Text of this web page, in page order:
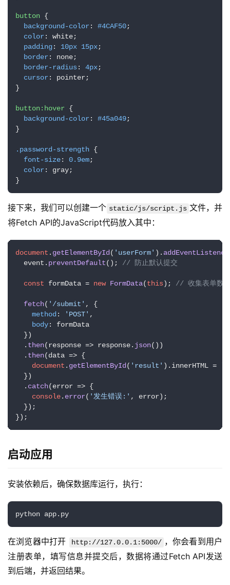
button {
background-color: #4CAF50;
color: white;
padding: 10px 15px;
border: none;
border-radius: 4px;
cursor: pointer;
}
button:hover {
background-color: #45a049;
}
.password-strength {
font-size: 0.9em;
color: gray;
}
接下来，我们可以创建一个 static/js/script.js 文件，并
将Fetch API的JavaScript代码放入其中：
document . getElementById ( 'userForm' ). addEventListener
  event.
preventDefault(); // 防止默认提交
const formData = new FormData(this); // 收集表单数
fetch( '/submit' , {
method : 'POST' ,
body: formData
  })
  .
then(response => response. json())
  .
then(data => {
document . getElementById ( 'result' ). innerHTML =
  })
  .
catch(error => {
console. error( '发生错误:' , error);
  });
});
启动应用
安装依赖后，确保数据库运行，执行：
python app.py
在浏览器中打开 http://127.0.0.1:5000/ ，你会看到用户
注册表单，填写信息并提交后，数据将通过Fetch API发送
到后端，并返回结果。